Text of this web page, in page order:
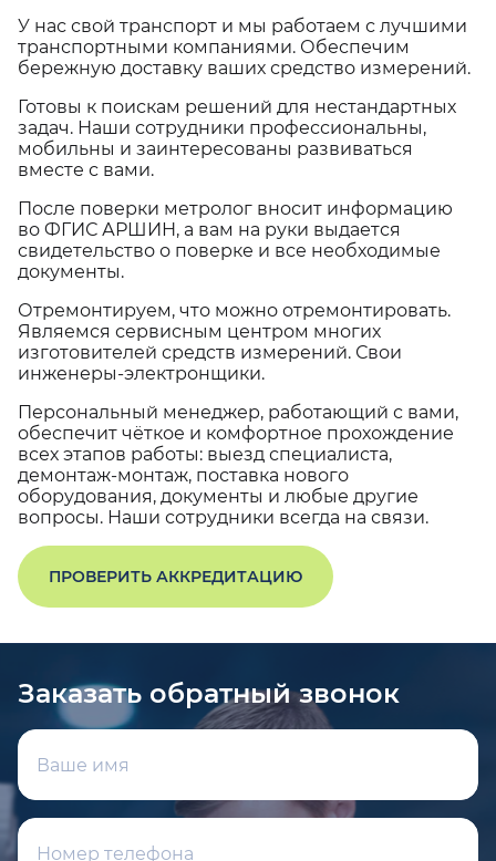
У нас свой транспорт и мы работаем с лучшими
транспортными компаниями. Обеспечим
бережную доставку ваших средство измерений.
Готовы к поискам решений для нестандартных
задач. Наши сотрудники профессиональны,
мобильны и заинтересованы развиваться
вместе с вами.
После поверки метролог вносит информацию
во ФГИС АРШИН, а вам на руки выдается
свидетельство о поверке и все необходимые
документы.
Отремонтируем, что можно отремонтировать.
Являемся сервисным центром многих
изготовителей средств измерений. Свои
инженеры-электронщики.
Персональный менеджер, работающий с вами,
обеспечит чёткое и комфортное прохождение
всех этапов работы: выезд специалиста,
демонтаж-монтаж, поставка нового
оборудования, документы и любые другие
вопросы. Наши сотрудники всегда на связи.
ПРОВЕРИТЬ АККРЕДИТАЦИЮ
Заказать обратный звонок